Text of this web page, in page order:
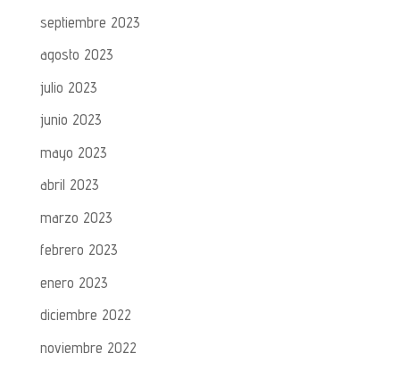
septiembre 2023
agosto 2023
julio 2023
junio 2023
mayo 2023
abril 2023
marzo 2023
febrero 2023
enero 2023
diciembre 2022
noviembre 2022